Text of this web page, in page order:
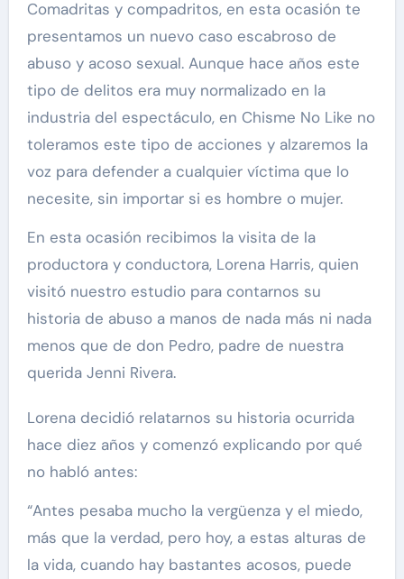
Comadritas y compadritos, en esta ocasión te
presentamos un nuevo caso escabroso de
abuso y acoso sexual. Aunque hace años este
tipo de delitos era muy normalizado en la
industria del espectáculo, en Chisme No Like no
toleramos este tipo de acciones y alzaremos la
voz para defender a cualquier víctima que lo
necesite, sin importar si es hombre o mujer.
En esta ocasión recibimos la visita de la
productora y conductora, Lorena Harris, quien
visitó nuestro estudio para contarnos su
historia de abuso a manos de nada más ni nada
menos que de don Pedro, padre de nuestra
querida Jenni Rivera.
Lorena decidió relatarnos su historia ocurrida
hace diez años y comenzó explicando por qué
no habló antes:
“Antes pesaba mucho la vergüenza y el miedo,
más que la verdad, pero hoy, a estas alturas de
la vida, cuando hay bastantes acosos, puede